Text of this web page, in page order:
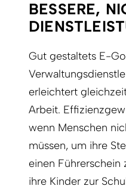
BESSERE,
Gut gestaltets E-
erleichtert
Arbeit.
wenn Menschen
müssen, um ihre
einen Führerschein
ihre Kinder zur